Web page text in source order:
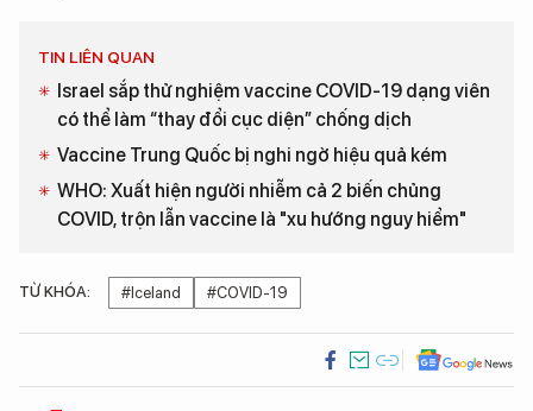
TIN LIÊN QUAN
Israel sắp thử nghiệm vaccine COVID-19 dạng viên
có thể làm “thay đổi cục diện” chống dịch
Vaccine Trung Quốc bị nghi ngờ hiệu quả kém
WHO: Xuất hiện người nhiễm cả 2 biến chủng
COVID, trộn lẫn vaccine là "xu hướng nguy hiểm"
TỪ KHÓA: #Iceland #COVID-19